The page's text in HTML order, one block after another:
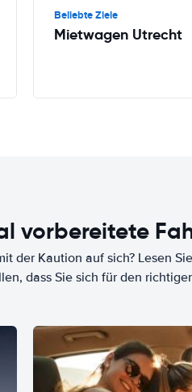
Beliebte Ziele
Mietwagen Utrecht
vorbereitete
der Kaution auf sich? Lesen
dass Sie sich für den